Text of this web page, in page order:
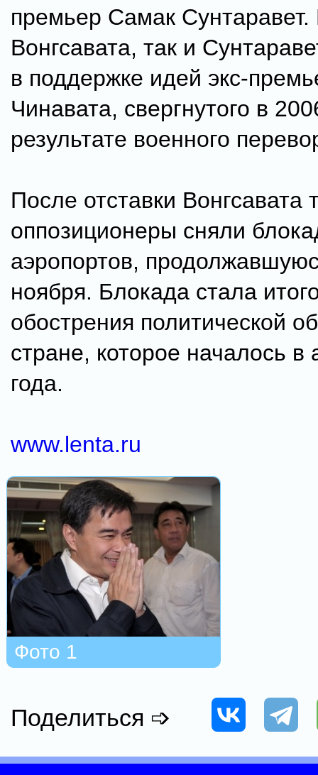
премьер Самак Сунтаравет.
Вонгсавата, так и
в поддержке идей экс-
Чинавата, свергнутого в
результате военного
После отставки Вонгсавата
оппозиционеры сняли
аэропортов,
ноября. Блокада стала
обострения политической
стране, которое началось в
года.
www.lenta.ru
Фото 1
Поделиться ➩